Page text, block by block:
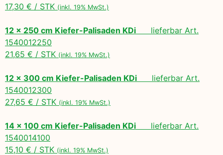
17,30 € / STK (inkl. 19% MwSt.)
12 x 250 cm Kiefer-Palisaden KDi lieferbar Art.
1540012250
21,65 € / STK (inkl. 19% MwSt.)
12 x 300 cm Kiefer-Palisaden KDi lieferbar Art.
1540012300
27,65 € / STK (inkl. 19% MwSt.)
14 x 100 cm Kiefer-Palisaden KDi lieferbar Art.
1540014100
15,10 € / STK (inkl. 19% MwSt.)